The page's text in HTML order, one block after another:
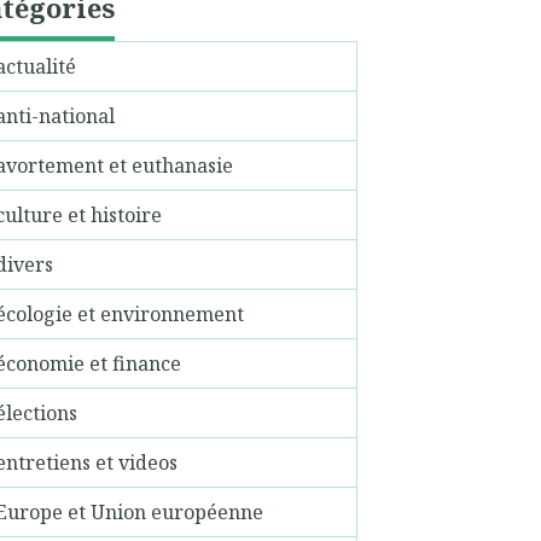
national
et euthanasie
et histoire
et environnement
et finance
et videos
et Union européenne